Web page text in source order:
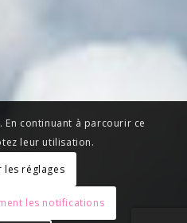
En continuant à parcourir ce
leur utilisation.
les réglages
les notifications